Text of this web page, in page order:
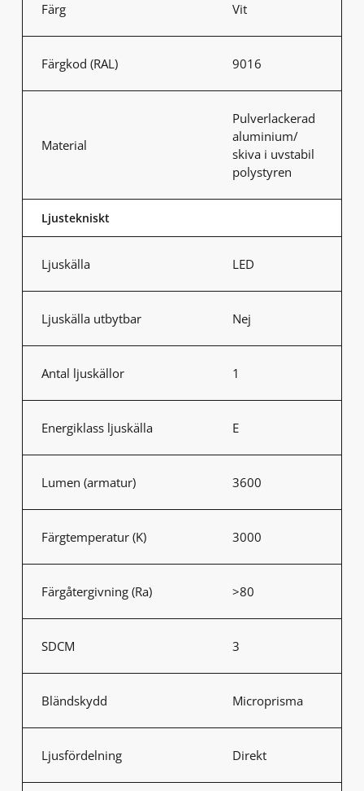
Färg Vit
Färgkod (RAL) 9016
Material
Pulverlackerad
aluminium/
skiva i uvstabil
polystyren
Ljustekniskt
Ljuskälla LED
Ljuskälla utbytbar Nej
Antal ljuskällor 1
Energiklass ljuskälla E
Lumen (armatur) 3600
Färgtemperatur (K) 3000
Färgåtergivning (Ra) >80
SDCM 3
Bländskydd Microprisma
Ljusfördelning Direkt